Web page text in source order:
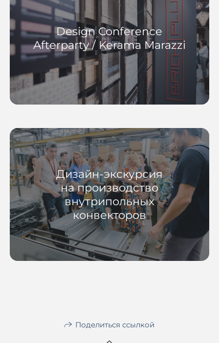
Design Conference
Afterparty / Kerama Marazzi
Дизайн-экскурсия
на производство
внутрипольных
конвекторов
Поделиться ссылкой